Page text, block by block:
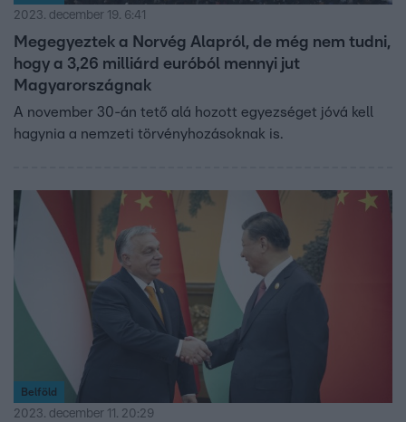
2023. december 19. 6:41
Megegyeztek a Norvég Alapról, de még nem tudni,
hogy a 3,26 milliárd euróból mennyi jut
Magyarországnak
A november 30-án tető alá hozott egyezséget jóvá kell
hagynia a nemzeti törvényhozásoknak is.
Belföld
2023. december 11. 20:29